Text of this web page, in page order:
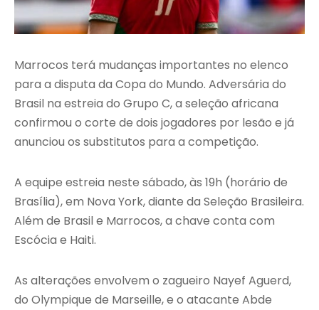
Marrocos terá mudanças importantes no elenco
para a disputa da Copa do Mundo. Adversária do
Brasil na estreia do Grupo C, a seleção africana
confirmou o corte de dois jogadores por lesão e já
anunciou os substitutos para a competição.
A equipe estreia neste sábado, às 19h (horário de
Brasília), em Nova York, diante da Seleção Brasileira.
Além de Brasil e Marrocos, a chave conta com
Escócia e Haiti.
As alterações envolvem o zagueiro Nayef Aguerd,
do Olympique de Marseille, e o atacante Abde